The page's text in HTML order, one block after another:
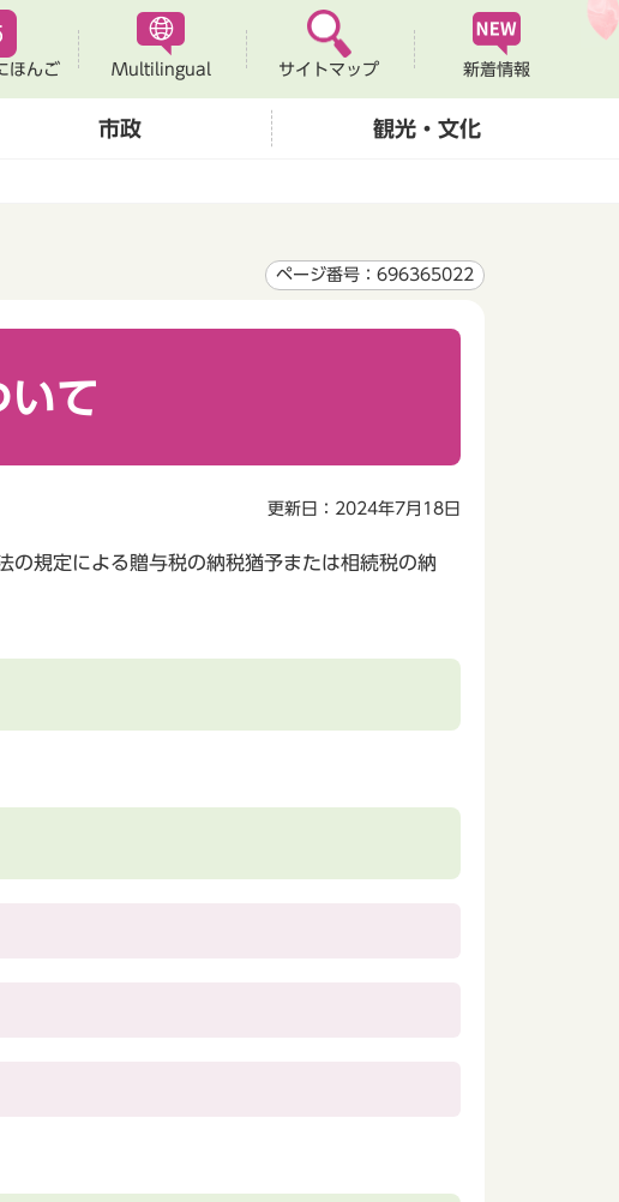
ほんご Multilingual サイトマップ 新着情報
市政 観光・文化
ページ番号：696365022
いて
更新日：2024年7月18日
規定による贈与税の納税猶予または相続税の納